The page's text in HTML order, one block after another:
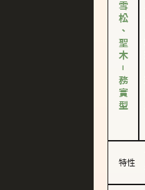
雪松、聖木－務實型
特性